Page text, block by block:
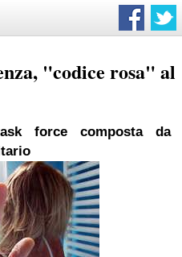
"codice rosa" al
force composta da